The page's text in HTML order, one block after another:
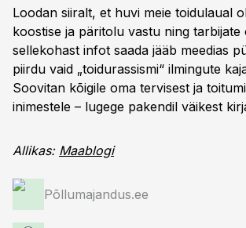
Loodan siiralt, et huvi meie toidulaual
koostise ja päritolu vastu ning tarbijate
sellekohast infot saada jääb meedias
piirdu vaid „toidurassismi“ ilmingute
Soovitan kõigile oma tervisest ja
inimestele – lugege pakendil väikest
Allikas: Maablogi
Põllumajandus.ee